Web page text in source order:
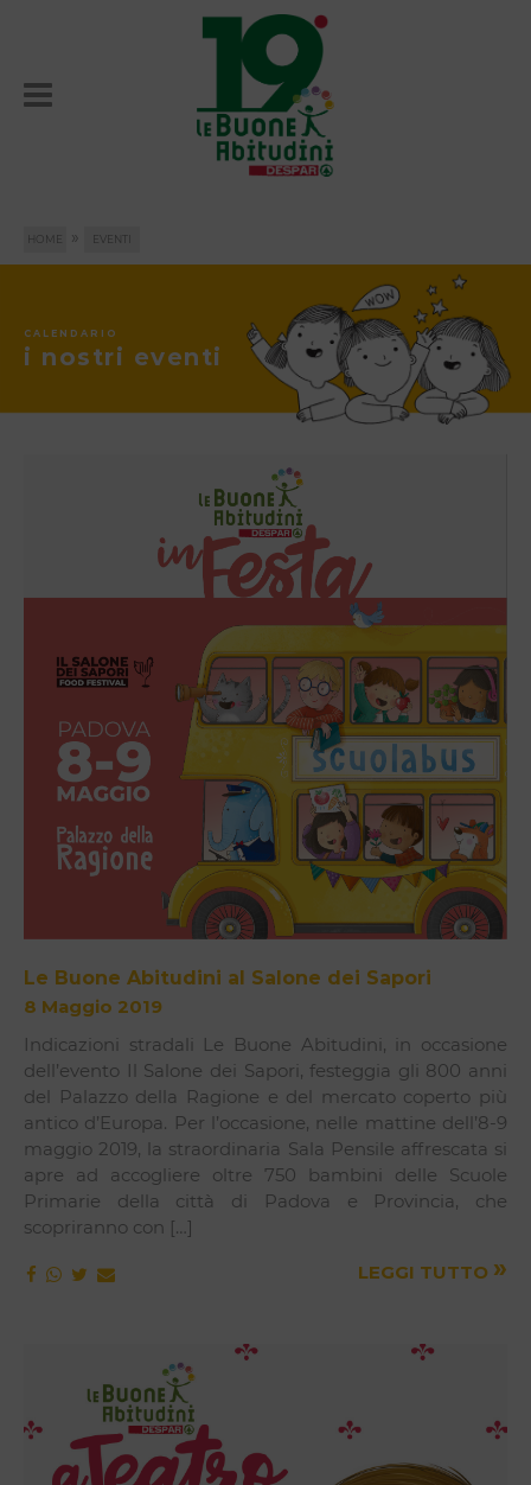
HOME »
CALENDARIO
i nostri eventi
Le Buone Abitudini al Salone dei Sapori
8 Maggio 2019
Indicazioni stradali Le Buone Abitudini, in occasione
dell’evento Il Salone dei Sapori, festeggia gli 800 anni
del Palazzo della Ragione e del mercato coperto più
antico d’Europa. Per l’occasione, nelle mattine dell’8-9
maggio 2019, la straordinaria Sala Pensile affrescata si
apre ad accogliere oltre 750 bambini delle Scuole
Primarie della città di Padova e Provincia, che
scopriranno con […]
LEGGI TUTTO »